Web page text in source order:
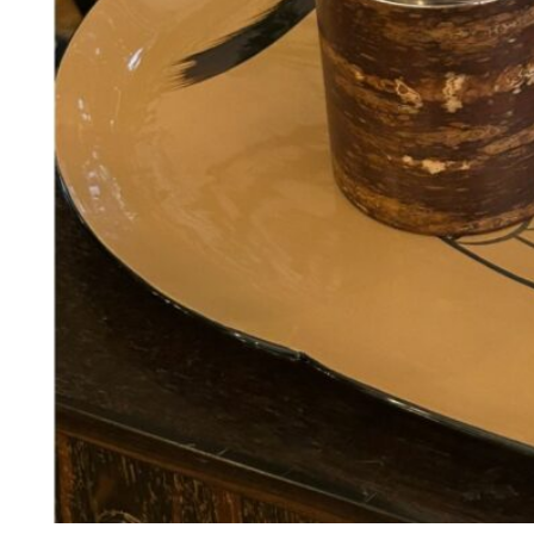
DKK
Se kurv
Kasse